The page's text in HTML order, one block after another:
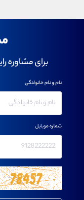
برای مشاوره
نام و نام خانوادگی
شماره موبایل